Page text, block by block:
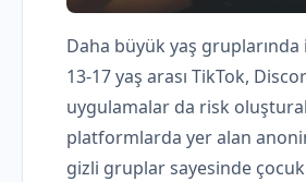
Daha büyük yaş
13-17 yaş arası TikTok,
uygulamalar da risk
platformlarda yer alan
gizli gruplar sayesinde